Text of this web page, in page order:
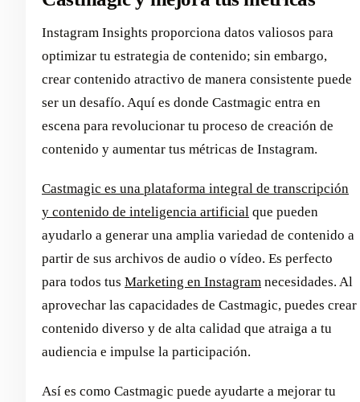
Instagram Insights proporciona datos valiosos para
optimizar tu estrategia de contenido; sin embargo,
crear contenido atractivo de manera consistente puede
ser un desafío. Aquí es donde Castmagic entra en
escena para revolucionar tu proceso de creación de
contenido y aumentar tus métricas de Instagram.
Castmagic es una plataforma integral de transcripción
y contenido de inteligencia artificial que pueden
ayudarlo a generar una amplia variedad de contenido a
partir de sus archivos de audio o vídeo. Es perfecto
para todos tus Marketing en Instagram necesidades. Al
aprovechar las capacidades de Castmagic, puedes crear
contenido diverso y de alta calidad que atraiga a tu
audiencia e impulse la participación.
Así es como Castmagic puede ayudarte a mejorar tu